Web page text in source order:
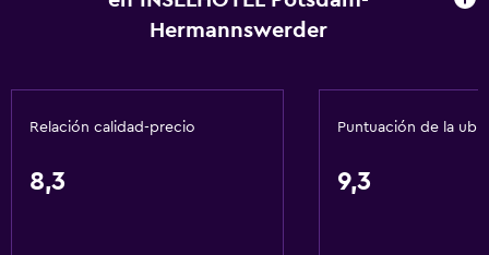
Botella de agua
Extinguidor
Hermannswerder
Relación calidad-precio
8,3
Puntuación de la
9,3